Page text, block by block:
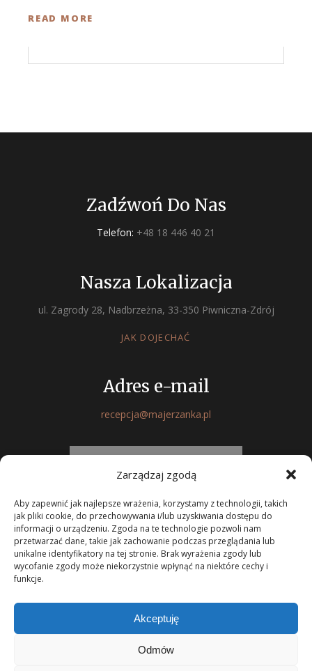
Zarządzaj zgodą
Aby zapewnić jak najlepsze wrażenia, korzystamy z technologii, takich
jak pliki cookie, do przechowywania i/lub uzyskiwania dostępu do
informacji o urządzeniu. Zgoda na te technologie pozwoli nam
przetwarzać dane, takie jak zachowanie podczas przeglądania lub
unikalne identyfikatory na tej stronie. Brak wyrażenia zgody lub
wycofanie zgody może niekorzystnie wpłynąć na niektóre cechy i
funkcje.
Akceptuję
Odmów
READ MORE
Zadźwoń Do Nas
Telefon: +48 18 446 40 21
Nasza Lokalizacja
ul. Zagrody 28, Nadbrzeżna, 33-350 Piwniczna-Zdrój
JAK DOJECHAĆ
Adres e-mail
recepcja@majerzanka.pl
FORMULARZ KONTAKTOWY
Menu Aktualności Atrakcje Rezerwuj Kontakt
Wykonanie FutureNET | Copyright © 2019 Majerzanka – Hotel i
Restauracja. All Rights Reserved.